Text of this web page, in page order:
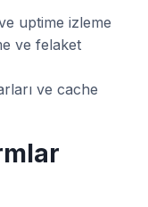
uptime izleme
ve felaket
ve cache